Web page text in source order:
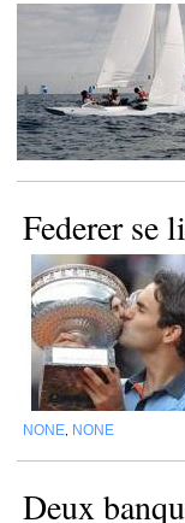
Federer se
NONE NONE
Deux